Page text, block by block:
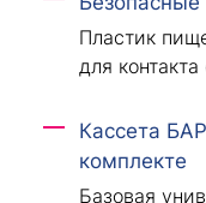
Пластик
для
Кассета
комплекте
Базовая